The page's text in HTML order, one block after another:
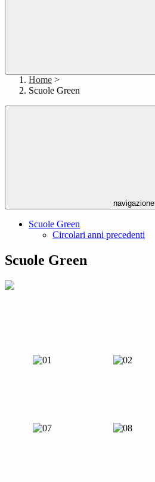
Home >
Scuole Green
navigazione
Scuole Green
Circolari anni precedenti
Scuole Green